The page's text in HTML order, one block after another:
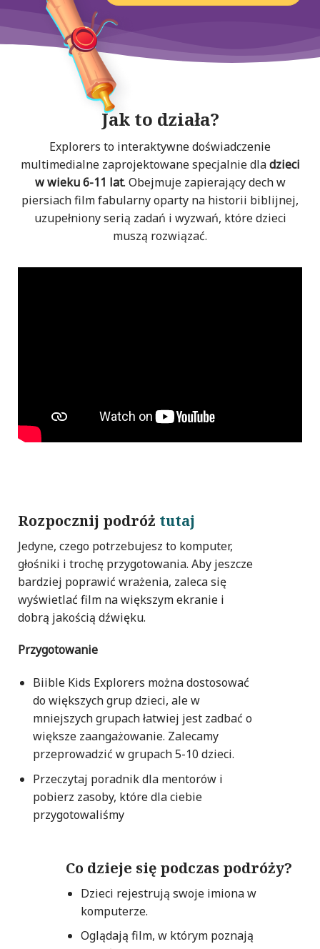
Jak to działa?
Explorers to interaktywne doświadczenie
multimedialne zaprojektowane specjalnie dladzieci
w wieku 6-11 lat. Obejmuje zapierający dech w
piersiach film fabularny oparty na historii biblijnej,
uzupełniony serią zadań i wyzwań, które dzieci
muszą rozwiązać.
Rozpocznij podróż tutaj
Jedyne, czego potrzebujesz to komputer,
głośniki i trochę przygotowania. Aby jeszcze
bardziej poprawić wrażenia, zaleca się
wyświetlać film na większym ekranie i
dobrą jakością dźwięku.
Przygotowanie
Biible Kids Explorers można dostosować
do większych grup dzieci, ale w
mniejszych grupach łatwiej jest zadbać o
większe zaangażowanie. Zalecamy
przeprowadzić w grupach 5-10 dzieci.
Przeczytaj poradnik dla mentorów i
pobierz zasoby, które dla ciebie
przygotowaliśmy
Co dzieje się podczas podróży?
Dzieci rejestrują swoje imiona w
komputerze.
Oglądają film, w którym poznają